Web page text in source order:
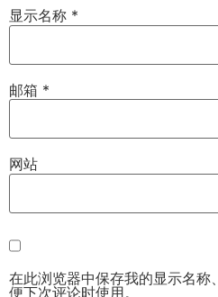
显示名称 *
邮箱 *
网站
在此浏览器中保存我的显示名称
便下次评论时使用。